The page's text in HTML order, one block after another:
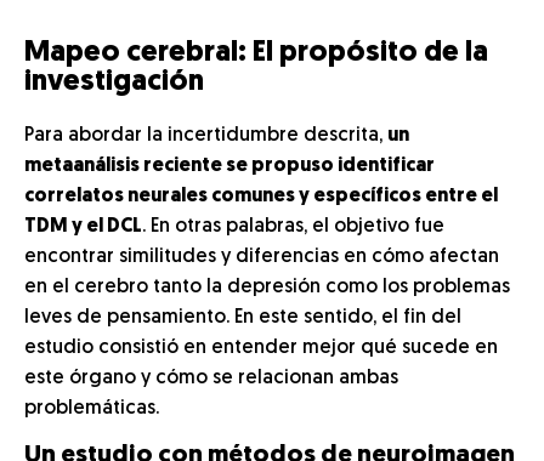
Mapeo cerebral: El propósito de la
investigación
Para abordar la incertidumbre descrita, un
metaanálisis reciente se propuso identificar
correlatos neurales comunes y específicos entre el
TDM y el DCL. En otras palabras, el objetivo fue
encontrar similitudes y diferencias en cómo afectan
en el cerebro tanto la depresión como los problemas
leves de pensamiento. En este sentido, el fin del
estudio consistió en entender mejor qué sucede en
este órgano y cómo se relacionan ambas
problemáticas.
Un estudio con métodos de neuroimagen